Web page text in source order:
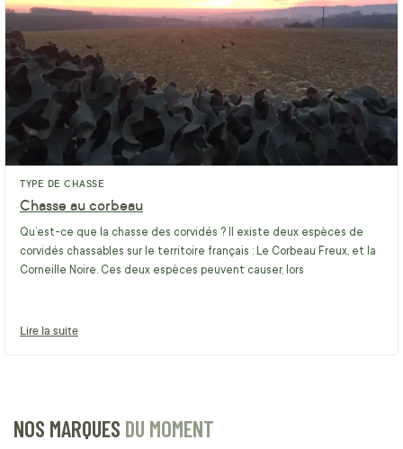
TYPE DE CHASSE
Chasse au corbeau
Qu’est-ce que la chasse des corvidés ? Il existe deux espèces de
corvidés chassables sur le territoire français : Le Corbeau Freux, et la
Corneille Noire. Ces deux espèces peuvent causer, lors
Lire la suite
NOS MARQUES DU MOMENT